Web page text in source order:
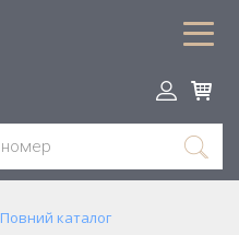
Повний каталог